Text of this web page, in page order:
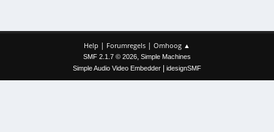
Help | Forumregels | Omhoog ▲
SMF 2.1.7 © 2026, Simple Machines
Simple Audio Video Embedder
idesignSMF